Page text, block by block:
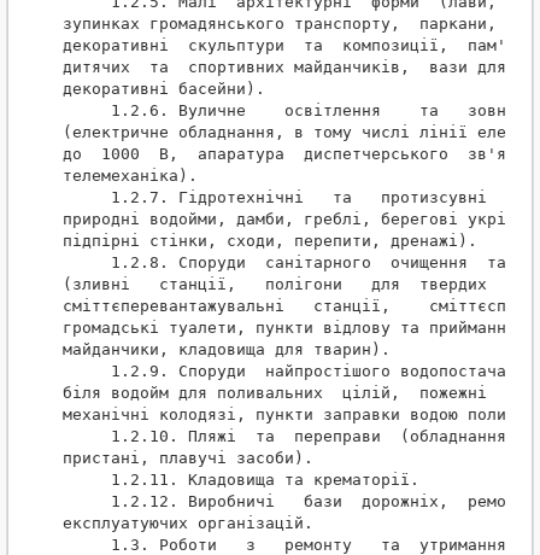
зупинках громадянського транспорту,  паркани,
декоративні  скульптури  та  композиції,
дитячих  та  спортивних майданчиків,  вази для
декоративні басейни).
1.2.6. Вуличне    освітлення    та
(електричне обладнання, в тому числі лінії
до  1000  В,  апаратура  диспетчерського
телемеханіка).
1.2.7. Гідротехнічні   та   протизсувні
природні водойми, дамби, греблі, берегові
підпірні стінки, сходи, перепити, дренажі).
1.2.8. Споруди  санітарного  очищення  та
(зливні   станції,   полігони   для  твердих
сміттєперевантажувальні   станції,
громадські туалети, пункти відлову та приймання
майданчики, кладовища для тварин).
1.2.9. Споруди  найпростішого
біля водойм для поливальних  цілій,  пожежні
механічні колодязі, пункти заправки водою
1.2.10. Пляжі  та  переправи  (обладнання
пристані, плавучі засоби).
     1.2.11. Кладовища та крематорії.
1.2.12. Виробничі   бази  дорожніх,
експлуатуючих організацій.
1.3. Роботи   з   ремонту   та  утримання